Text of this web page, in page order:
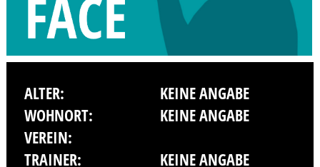
ALTER:
KEINE ANGABE
WOHNORT:
KEINE ANGABE
VEREIN:
TRAINER:
KEINE ANGABE